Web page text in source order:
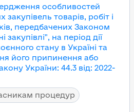
особливостей
закупівель товарів, робіт і
передбачених Законом
закупівлі", на період дії
стану в Україні та
його припинення або
України: 44.3 від: 2022-
процедур